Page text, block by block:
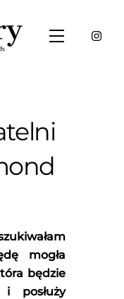
Menu
mogła
będzie
posłuży